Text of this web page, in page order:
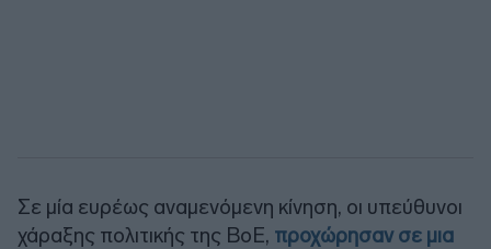
Σε μία ευρέως αναμενόμενη κίνηση, οι υπεύθυνοι
χάραξης πολιτικής της BoE, προχώρησαν σε μια